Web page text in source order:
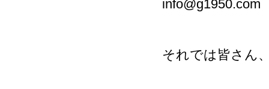
info@g1950.com
それでは皆さん